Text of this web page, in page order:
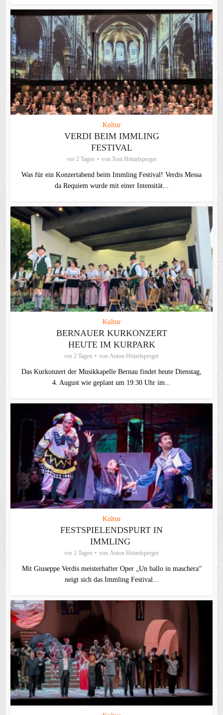
Kultur
VERDI BEIM IMMLING
FESTIVAL
vor 2 Tagen von Toni Hötzelsperger
Was für ein Konzertabend beim Immling Festival! Verdis Messa
da Requiem wurde mit einer Intensität...
Kultur
BERNAUER KURKONZERT
HEUTE IM KURPARK
vor 2 Tagen von Anton Hötzelsperger
Das Kurkonzert der Musikkapelle Bernau findet heute Dienstag,
4. August wie geplant um 19:30 Uhr im...
Kultur
FESTSPIELENDSPURT IN
IMMLING
vor 2 Tagen von Anton Hötzelsperger
Mit Giuseppe Verdis meisterhafter Oper „Un ballo in maschera“
neigt sich das Immling Festival...